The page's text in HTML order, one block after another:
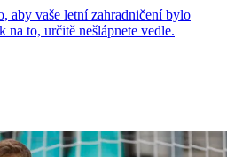
aby vaše letní zahradničení bylo
to, určitě nešlápnete vedle.